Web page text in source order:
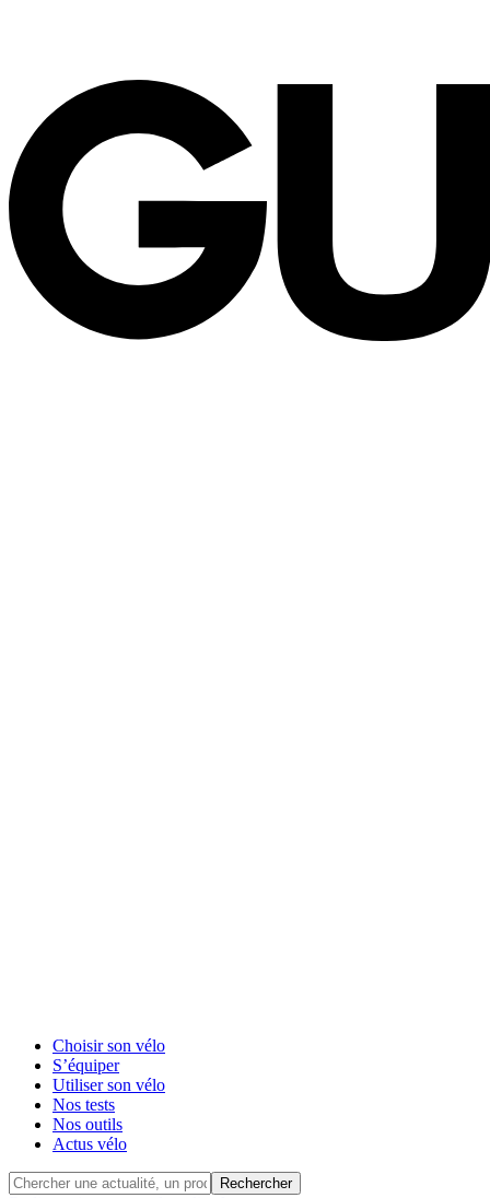
Choisir son vélo
S’équiper
Utiliser son vélo
Nos tests
Nos outils
Actus vélo